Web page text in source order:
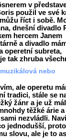
v
použil ve své
říct i sobě.
dnešní divadlo
hercem Janem
a divadlo
operetní subreta,
tak zhruba
nebo
ale operetu
tradici, stále se
žánr a je už
těžké árie a
nezvládli.
jednodušší,
slovu, ale je to